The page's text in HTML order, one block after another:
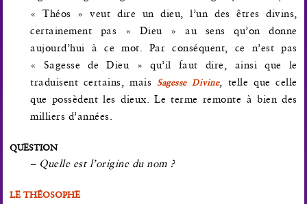
« Théos » veut dire un dieu, l’un des êtres divins,
certainement pas « Dieu » au sens qu’on donne
aujourd’hui à ce mot. Par conséquent, ce n’est pas
« Sagesse de Dieu » qu’il faut dire, ainsi que le
traduisent certains, mais Sagesse Divine, telle que celle
que possèdent les dieux. Le terme remonte à bien des
milliers d’années.
QUESTION
– Quelle est l’origine du nom ?
LE THÉOSOPHE